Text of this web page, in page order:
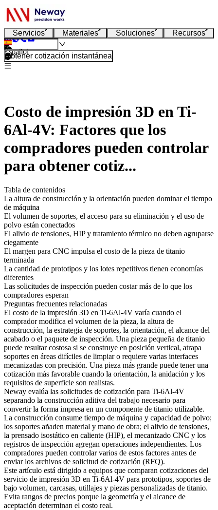
Servicios Materiales Soluciones Recursos
Español
Obtener cotización instantánea
Costo de impresión 3D en Ti-
6Al-4V: Factores que los
compradores pueden controlar
para obtener cotiz...
Tabla de contenidos
La altura de construcción y la orientación pueden dominar el tiempo
de máquina
El volumen de soportes, el acceso para su eliminación y el uso de
polvo están conectados
El alivio de tensiones, HIP y tratamiento térmico no deben agruparse
ciegamente
El margen para CNC impulsa el costo de la pieza de titanio
terminada
La cantidad de prototipos y los lotes repetitivos tienen economías
diferentes
Las solicitudes de inspección pueden costar más de lo que los
compradores esperan
Preguntas frecuentes relacionadas
El costo de la impresión 3D en Ti-6Al-4V varía cuando el
comprador modifica el volumen de la pieza, la altura de
construcción, la estrategia de soportes, la orientación, el alcance del
acabado o el paquete de inspección. Una pieza pequeña de titanio
puede resultar costosa si se construye en posición vertical, atrapa
soportes en áreas difíciles de limpiar o requiere varias interfaces
mecanizadas con precisión. Una pieza más grande puede tener una
cotización más favorable cuando la orientación, la anidación y los
requisitos de superficie son realistas.
Neway evalúa las solicitudes de cotización para Ti-6Al-4V
separando la construcción aditiva del trabajo necesario para
convertir la forma impresa en un componente de titanio utilizable.
La construcción consume tiempo de máquina y capacidad de polvo;
los soportes añaden material y mano de obra; el alivio de tensiones,
la prensado isostático en caliente (HIP), el mecanizado CNC y los
registros de inspección agregan operaciones independientes. Los
compradores pueden controlar varios de estos factores antes de
enviar los archivos de solicitud de cotización (RFQ).
Este artículo está dirigido a equipos que comparan cotizaciones del
servicio de impresión 3D en Ti-6Al-4V para prototipos, soportes de
bajo volumen, carcasas, utillajes y piezas personalizadas de titanio.
Evita rangos de precios porque la geometría y el alcance de
aceptación determinan el costo real.